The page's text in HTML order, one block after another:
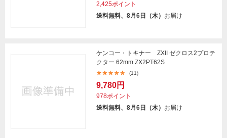
2,425ポイント
送料無料、8月6日（木） お届け
ケンコー・トキナー ZXII ゼクロス2プロテ
クター 62mm ZX2PT62S
(11)
9,780円
978ポイント
送料無料、8月6日（木） お届け